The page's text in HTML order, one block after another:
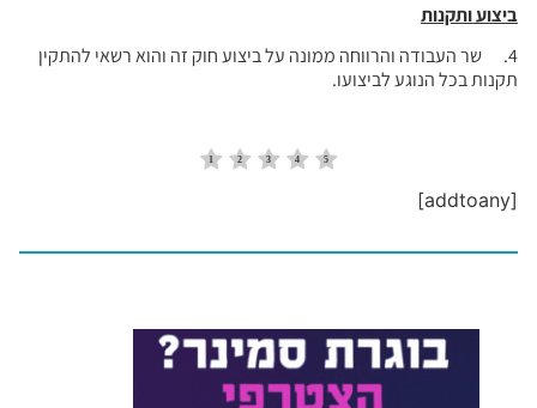
ביצוע ותקנות
4. שר העבודה והרווחה ממונה על ביצוע חוק זה והוא רשאי להתקין
תקנות בכל הנוגע לביצועו.
[addtoany]